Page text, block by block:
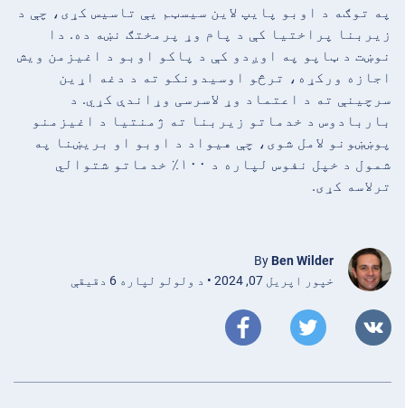
په توګه د اوبو پایپ لاین سیسټم یې تاسیس کړی، چې د
زیربنا پراختیا کې د پام وړ پرمختګ نښه ده. دا
نوښت د ټاپو په اوږدو کې د پاکو اوبو د اغیزمن ویش
اجازه ورکړه، ترڅو اوسیدونکو ته د دغه اړین
سرچینې ته د اعتماد وړ لاسرسی وړاندې کړي. د
باربادوس د خدماتو زیربنا ته ژمنتیا د اغیزمنو
پوښښونو لامل شوی، چې هیواد د اوبو او بریښنا په
شمول د خپل نفوس لپاره د ۱۰۰٪ خدماتو شتوالي
ترلاسه کړی.
By Ben Wilder
خپور اپریل 07, 2024 • د ولولو لپاره 6 دقیقې